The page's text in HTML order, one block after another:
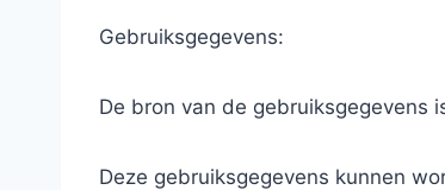
Gebruiksgegevens:
De bron van de gebruiksgegevens
Deze gebruiksgegevens kunnen